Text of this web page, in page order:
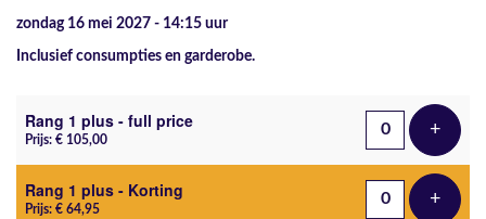
zondag 16 mei 2027 - 14:15 uur
Inclusief consumpties en garderobe.
Rang 1 plus - full price
Prijs: € 105,00 +Voeg
Rang 1 plus - Korting
Prijs: € 64,95 +Voeg